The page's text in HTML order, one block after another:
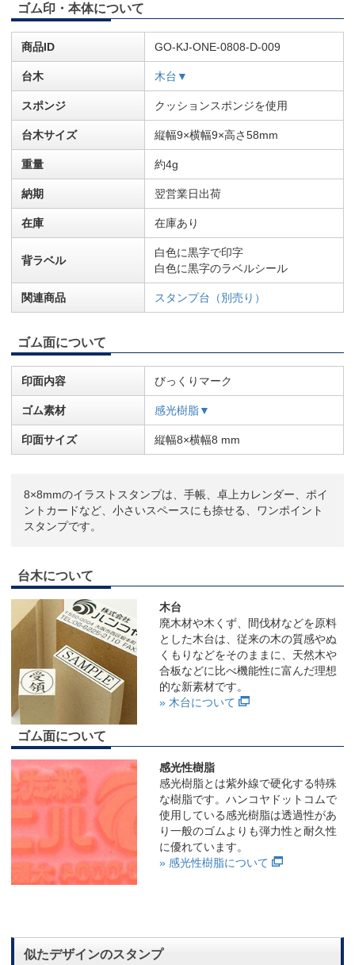
ゴム印・本体について
商品ID GO-KJ-ONE-0808-D-009
台木 木台▼
スポンジ クッションスポンジを使用
台木サイズ 縦幅9×横幅9×高さ58mm
重量 約4g
納期 翌営業日出荷
在庫 在庫あり
背ラベル
白色に黒字で印字
白色に黒字のラベルシール
関連商品 スタンプ台（別売り）
ゴム面について
印面内容 びっくりマーク
ゴム素材 感光樹脂▼
印面サイズ 縦幅8×横幅8 mm
8×8mmのイラストスタンプは、手帳、卓上カレンダー、ポイ
ントカードなど、小さいスペースにも捺せる、ワンポイント
スタンプです。
台木について
木台
廃木材や木くず、間伐材などを原料
とした木台は、従来の木の質感やぬ
くもりなどをそのままに、天然木や
合板などに比べ機能性に富んだ理想
的な新素材です。
» 木台について
ゴム面について
感光性樹脂
感光樹脂とは紫外線で硬化する特殊
な樹脂です。ハンコヤドットコムで
使用している感光樹脂は透過性があ
り一般のゴムよりも弾力性と耐久性
に優れています。
» 感光性樹脂について
似たデザインのスタンプ